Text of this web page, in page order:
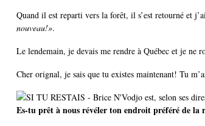
Quand il est reparti vers la forêt, il s’est retourné et
nouveau!».
Le lendemain, je devais me rendre à Québec et je ne
Cher orignal, je sais que tu existes maintenant! Tu
Es-tu prêt à nous révéler ton endroit préféré de la